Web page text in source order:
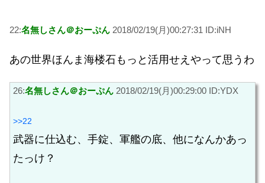
22:名無しさん＠おーぷん 2018/02/19(月)00:27:31 ID:iNH
あの世界ほんま海楼石もっと活用せえやって思うわ
26:名無しさん＠おーぷん 2018/02/19(月)00:29:00 ID:YDX
>>22
武器に仕込む、手錠、軍艦の底、他になんかあっ
たっけ？